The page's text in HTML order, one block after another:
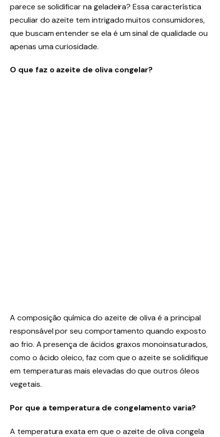
parece se solidificar na geladeira? Essa característica
peculiar do azeite tem intrigado muitos consumidores,
que buscam entender se ela é um sinal de qualidade ou
apenas uma curiosidade.
O que faz o azeite de oliva congelar?
A composição química do azeite de oliva é a principal
responsável por seu comportamento quando exposto
ao frio. A presença de ácidos graxos monoinsaturados,
como o ácido oleico, faz com que o azeite se solidifique
em temperaturas mais elevadas do que outros óleos
vegetais.
Por que a temperatura de congelamento varia?
A temperatura exata em que o azeite de oliva congela